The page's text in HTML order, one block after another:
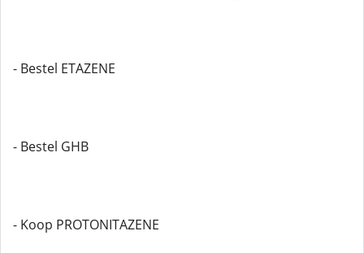
- Bestel ETAZENE
- Bestel GHB
- Koop PROTONITAZENE